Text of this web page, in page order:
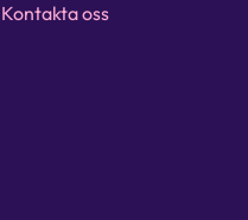
Kontakta oss